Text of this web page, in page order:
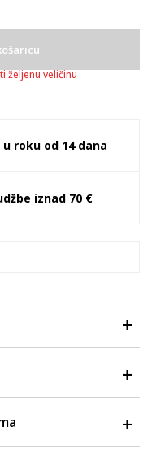
željenu veličinu
roku od 14 dana
iznad 70 €